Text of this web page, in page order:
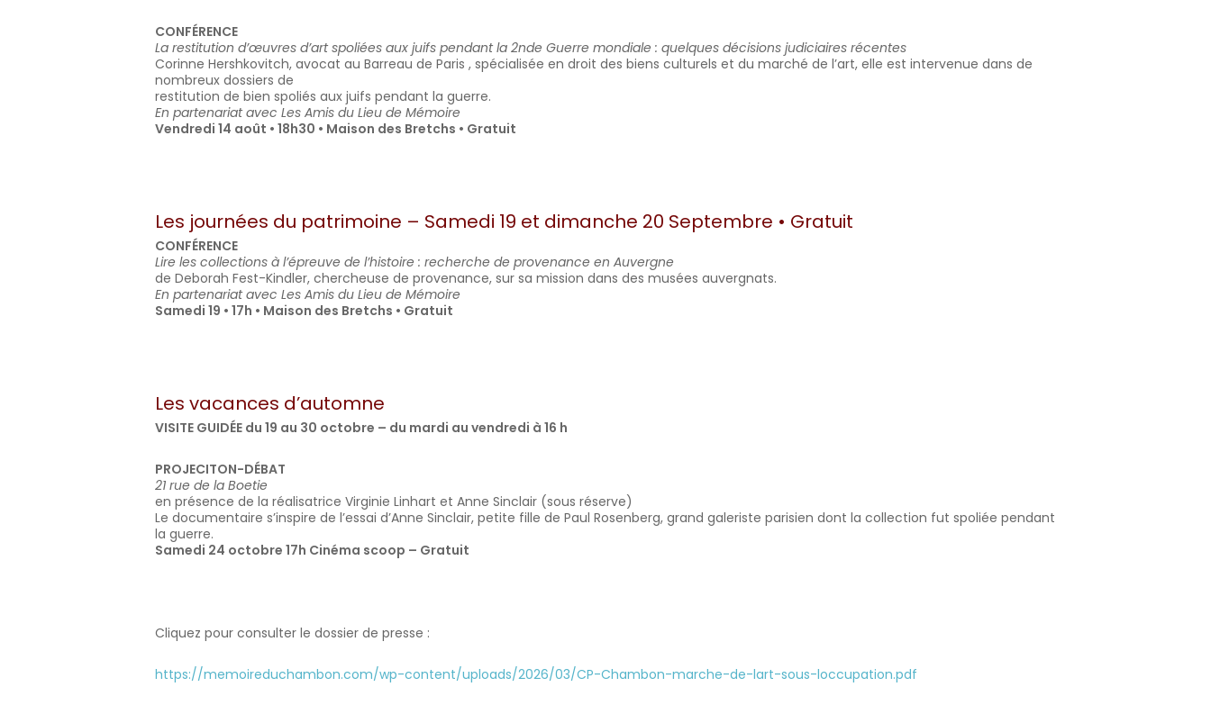
CONFÉRENCE
La restitution d’œuvres d’art spoliées aux juifs pendant la 2nde Guerre mondiale : quelques décisions judiciaires récentes
Corinne Hershkovitch, avocat au Barreau de Paris , spécialisée en droit des biens culturels et du marché de l’art, elle est intervenue dans de
nombreux dossiers de
restitution de bien spoliés aux juifs pendant la guerre.
En partenariat avec Les Amis du Lieu de Mémoire
Vendredi 14 août • 18h30 • Maison des Bretchs • Gratuit
Les journées du patrimoine – Samedi 19 et dimanche 20 Septembre • Gratuit
CONFÉRENCE
Lire les collections à l’épreuve de l’histoire : recherche de provenance en Auvergne
de Deborah Fest-Kindler, chercheuse de provenance, sur sa mission dans des musées auvergnats.
En partenariat avec Les Amis du Lieu de Mémoire
Samedi 19 • 17h • Maison des Bretchs • Gratuit
Les vacances d’automne
VISITE GUIDÉE du 19 au 30 octobre – du mardi au vendredi à 16 h
PROJECITON-DÉBAT
21 rue de la Boetie
en présence de la réalisatrice Virginie Linhart et Anne Sinclair (sous réserve)
Le documentaire s’inspire de l’essai d’Anne Sinclair, petite fille de Paul Rosenberg, grand galeriste parisien dont la collection fut spoliée pendant
la guerre.
Samedi 24 octobre 17h Cinéma scoop – Gratuit
Cliquez pour consulter le dossier de presse :
https://memoireduchambon.com/wp-content/uploads/2026/03/CP-Chambon-marche-de-lart-sous-loccupation.pdf